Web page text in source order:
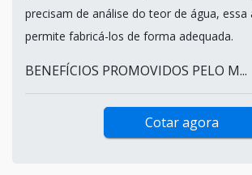
precisam de análise do teor de água, essa
permite fabricá-los de forma adequada.
BENEFÍCIOS PROMOVIDOS PELO M...
Cotar agora